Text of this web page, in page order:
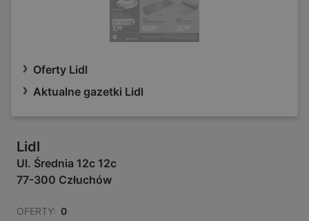
Oferty Lidl
Aktualne gazetki Lidl
Lidl
Ul. Średnia 12c 12c
77-300 Człuchów
OFERTY: 0